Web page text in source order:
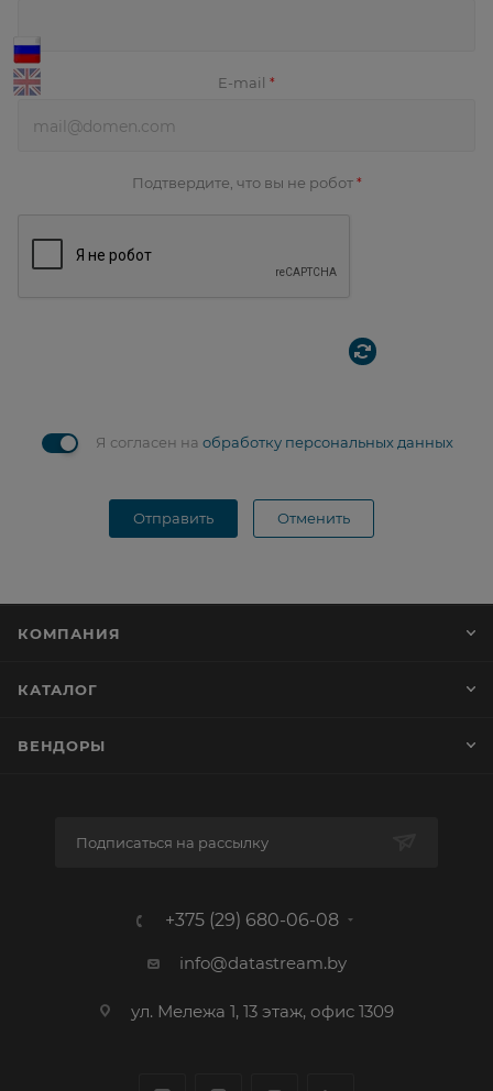
E-mail *
Подтвердите, что вы не робот *
Я согласен на обработку персональных данных
Отправить Отменить
КОМПАНИЯ
КАТАЛОГ
ВЕНДОРЫ
Подписаться на рассылку
+375 (29) 680-06-08
info@datastream.by
ул. Мележа 1, 13 этаж, офис 1309